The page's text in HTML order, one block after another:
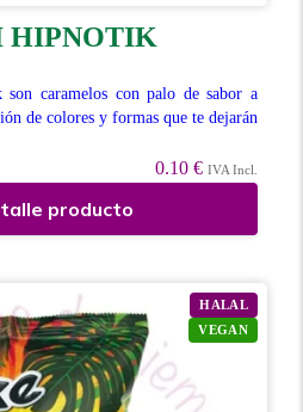
HIPNOTIK
caramelos con palo de sabor a
de colores y formas que te dejarán
0.10 € IVA Incl.
producto
HALAL
VEGAN